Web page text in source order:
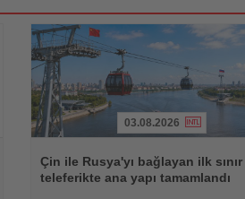
Oku
03.08.2026
Çin ile Rusya'yı bağlayan ilk
teleferikte ana yapı tamamlandı